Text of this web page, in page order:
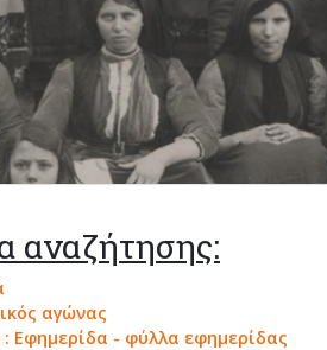
αναζήτησης:
αγώνας
Εφημερίδα - φύλλα εφημερίδας